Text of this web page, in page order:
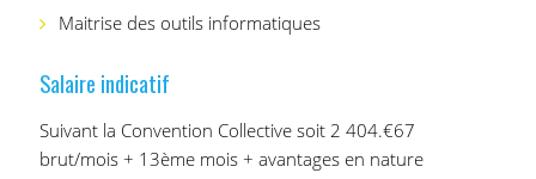
Maitrise des outils informatiques
Salaire indicatif
Suivant la Convention Collective soit 2 404.€67
brut/mois + 13ème mois + avantages en nature